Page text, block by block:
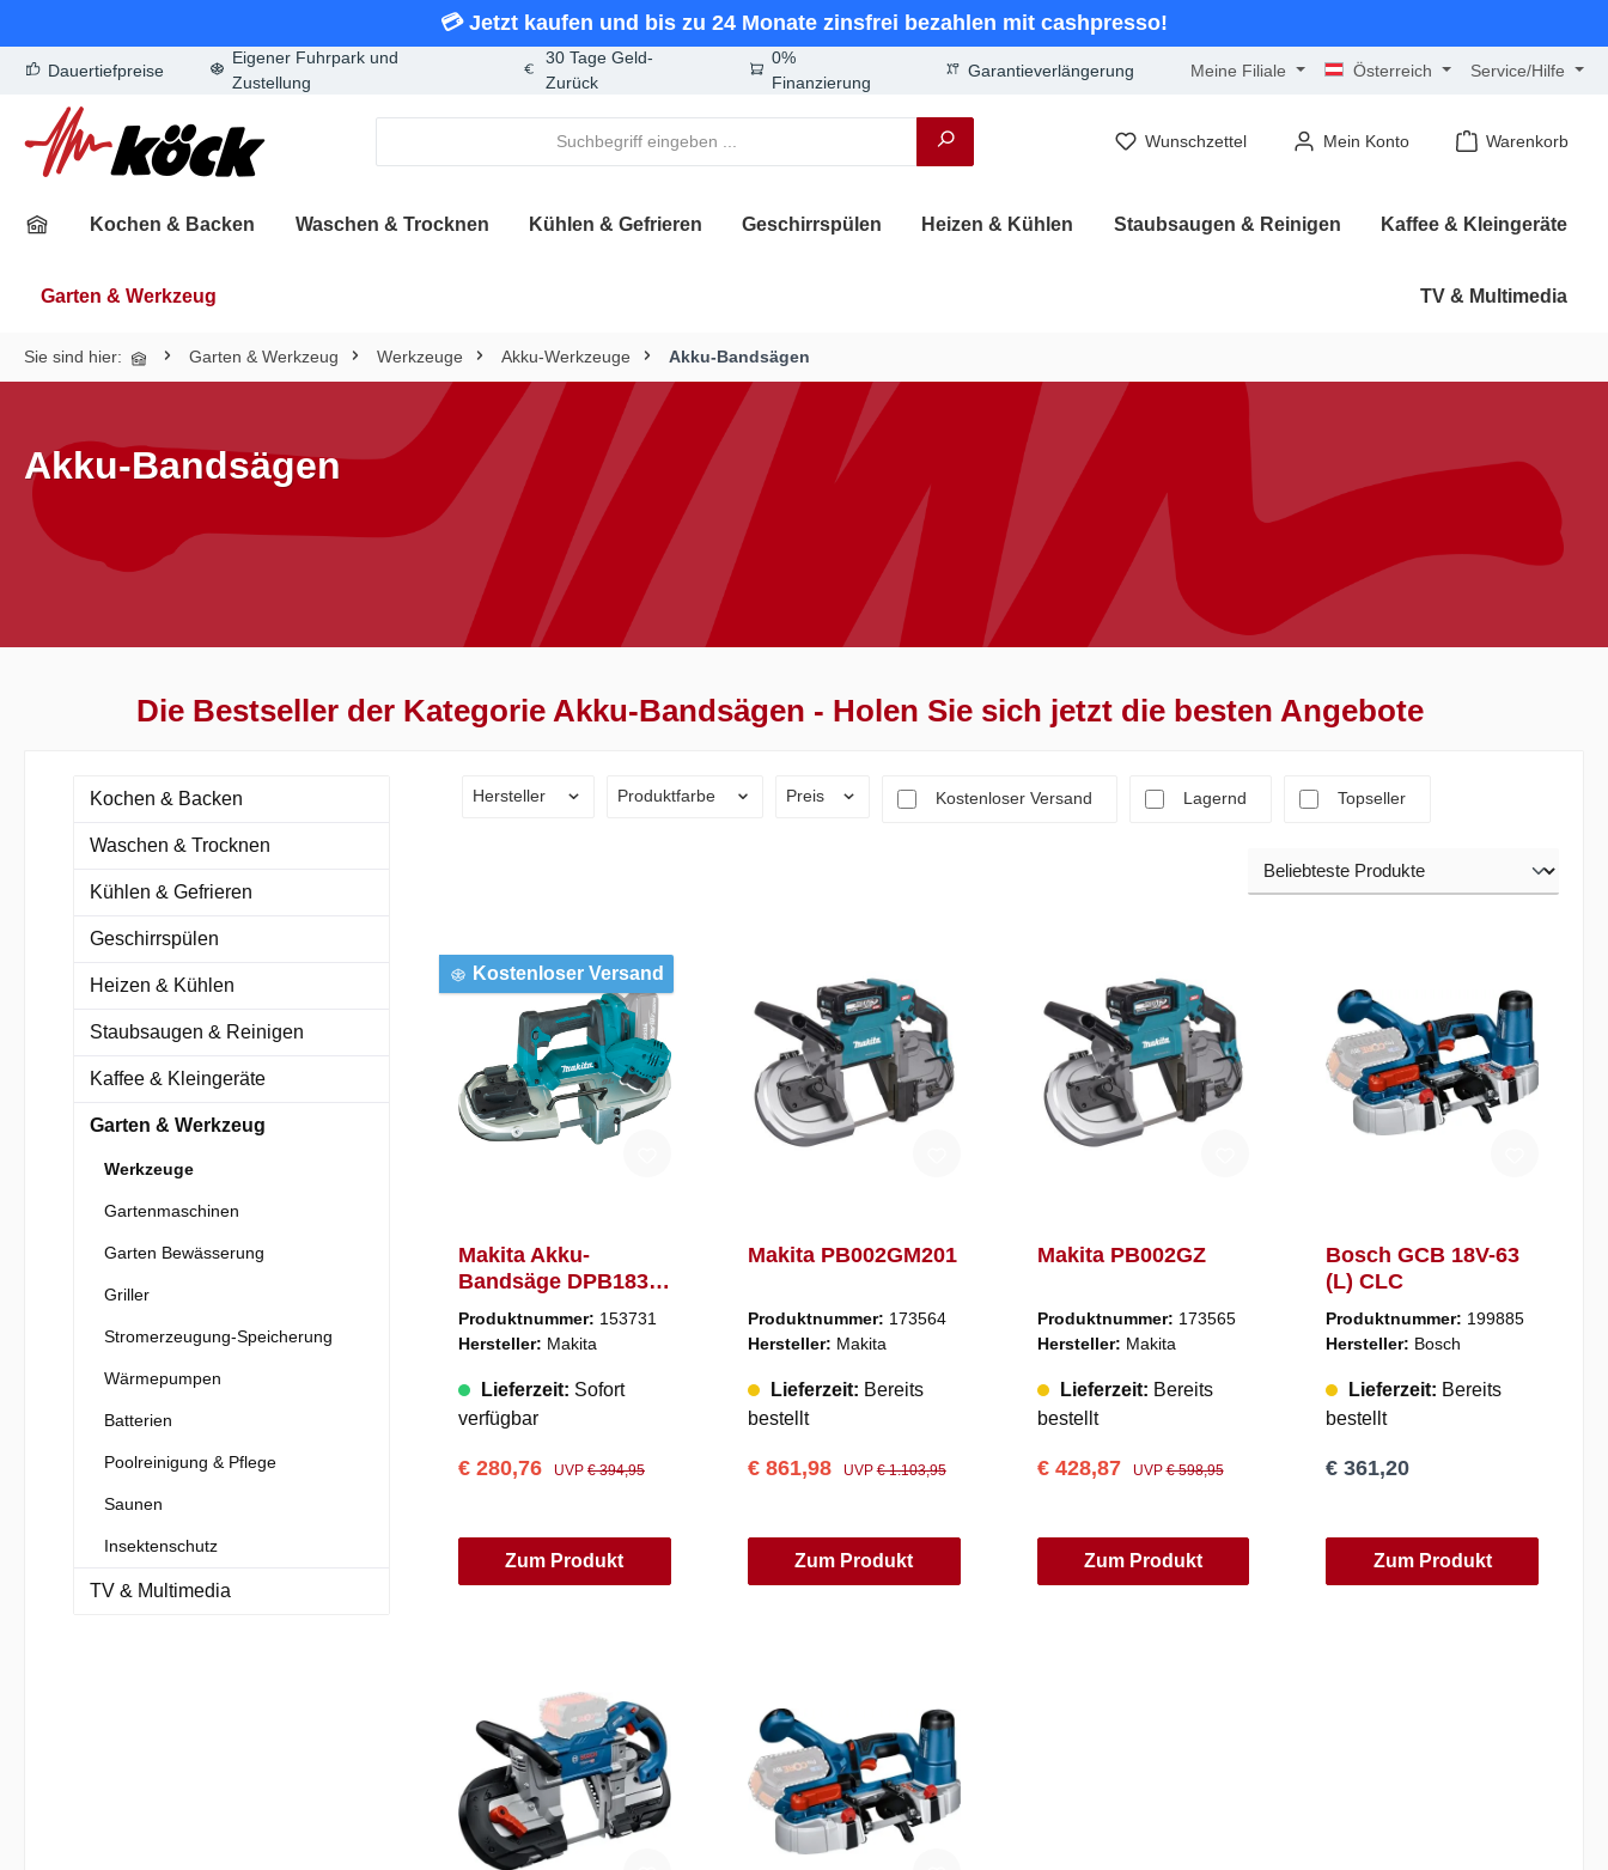
💳 Jetzt kaufen und bis zu 24 Monate zinsfrei bezahlen mit cashpresso!
Dauertiefpreise
Eigener Fuhrpark und
Zustellung
30 Tage Geld-
Zurück
0%
Finanzierung
Garantieverlängerung Meine Filiale Österreich Service/Hilfe
Wunschzettel Mein Konto Warenkorb
Kochen & Backen Waschen & Trocknen Kühlen & Gefrieren Geschirrspülen Heizen & Kühlen Staubsaugen & Reinigen Kaffee & Kleingeräte
Garten & Werkzeug TV & Multimedia
Sie sind hier: Garten & Werkzeug Werkzeuge Akku-Werkzeuge Akku-Bandsägen
Akku-Bandsägen
Die Bestseller der Kategorie Akku-Bandsägen - Holen Sie sich jetzt die besten Angebote
Kochen & Backen
Waschen & Trocknen
Kühlen & Gefrieren
Geschirrspülen
Heizen & Kühlen
Staubsaugen & Reinigen
Kaffee & Kleingeräte
Garten & Werkzeug
Werkzeuge
Gartenmaschinen
Garten Bewässerung
Griller
Stromerzeugung-Speicherung
Wärmepumpen
Batterien
Poolreinigung & Pflege
Saunen
Insektenschutz
TV & Multimedia
Hersteller Produktfarbe Preis Filter hinzufügen: Versandkostenfrei
Kostenloser Versand Lagernd Topseller
Kostenloser Versand
Makita Akku-
Bandsäge DPB183Z
(Schwarz, Blau)
Produktnummer: 153731
Hersteller: Makita
Lieferzeit: Sofort
verfügbar
€ 280,76 UVP € 394,95
Zum Produkt
Makita PB002GM201
Produktnummer: 173564
Hersteller: Makita
Lieferzeit: Bereits
bestellt
€ 861,98 UVP€ 1.103,95
Zum Produkt
Makita PB002GZ
Produktnummer: 173565
Hersteller: Makita
Lieferzeit: Bereits
bestellt
€ 428,87 UVP€ 598,95
Zum Produkt
Bosch GCB 18V-63
(L) CLC
Produktnummer: 199885
Hersteller: Bosch
Lieferzeit: Bereits
bestellt
€ 361,20
Zum Produkt